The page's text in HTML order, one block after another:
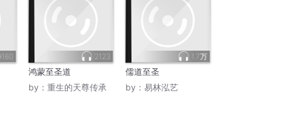
2123
鸿蒙至圣道
by： 重生的天尊传承
1.7万
儒道至圣
by： 易林泓艺